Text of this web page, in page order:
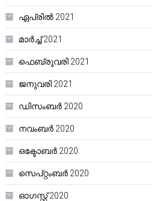
ഏപ്രിൽ 2021
മാർച്ച്‌ 2021
ഫെബ്രുവരി 2021
ജനുവരി 2021
ഡിസംബർ 2020
നവംബർ 2020
ഒക്ടോബർ 2020
സെപ്റ്റംബർ 2020
ഓഗസ്റ്റ്‌ 2020